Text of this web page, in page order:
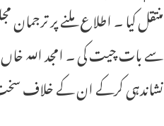
منتقل کیا ۔ اطلاع ملنے پر
سے بات چیت کی ۔ امجد اللہ خاں
نشاندہی کرکے ان کے خلاف